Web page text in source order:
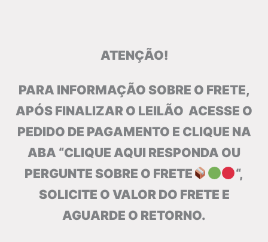
ATENÇÃO!
PARA INFORMAÇÃO SOBRE O FRETE,
APÓS FINALIZAR O LEILÃO ACESSE O
PEDIDO DE PAGAMENTO E CLIQUE NA
ABA “CLIQUE AQUI RESPONDA OU
PERGUNTE SOBRE O FRETE
“,
SOLICITE O VALOR DO FRETE E
AGUARDE O RETORNO.